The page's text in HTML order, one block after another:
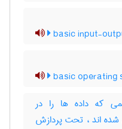
basic input-
basic operating
که داده ها را در
شده اند ، تحت پردازش